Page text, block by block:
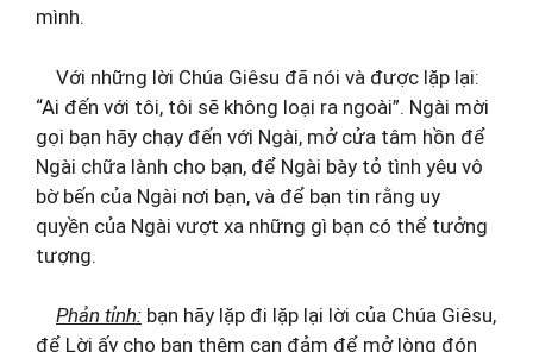
mình.
Với những lời Chúa Giêsu đã nói và được lặp lại:
“Ai đến với tôi, tôi sẽ không loại ra ngoài”. Ngài mời
gọi bạn hãy chạy đến với Ngài, mở cửa tâm hồn để
Ngài chữa lành cho bạn, để Ngài bày tỏ tình yêu vô
bờ bến của Ngài nơi bạn, và để bạn tin rằng uy
quyền của Ngài vượt xa những gì bạn có thể tưởng
tượng.
Phản tỉnh: bạn hãy lặp đi lặp lại lời của Chúa Giêsu,
để Lời ấy cho bạn thêm can đảm để mở lòng đón